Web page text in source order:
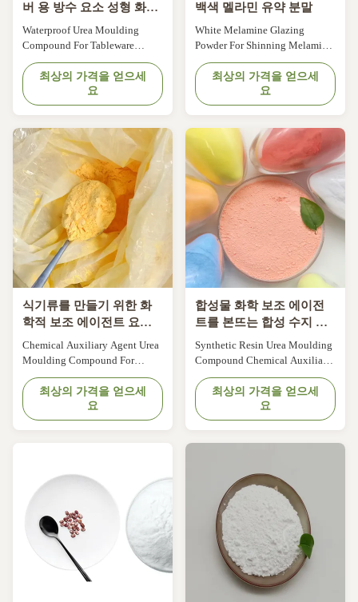
버 용 방수 요소 성형 화합
물
Waterproof Urea Moulding
Compound For Tableware
Socket Switch Toilet Cover
Production description: Urea
formaldehyde resin molding
compound is also called as urea
produced by adding curing
agent, filling, colorant and
lubricant into the urea
formaldehyde resin. UF molding
최상의 가격을 얻으세
요
백색 멜라민 유약 분말
White Melamine Glazing
Powder For Shinning Melamine
Tableware Product Description
Urea Moulding Compound Urea
Formaldehyde Resins for
Cutlery Kitchen Utensil Handles
organic chemical intermediate
product. The most important use
is as a raw material for the
production of ...
최상의 가격을 얻으세
요
식기류를 만들기 위한 화
학적 보조 에이전트 요소
몰딩 화합물
Chemical Auxiliary Agent Urea
Moulding Compound For
Making Dinnerware 0.01% Max
Moisture Chemical Auxiliary
Agent Urea Moulding
Compound For Making
known as urea formaldehyde
resin. English abbreviation UF,
is urea and ...
최상의 가격을 얻으세
요
합성물 화학 보조 에이전
트를 본뜨는 합성 수지 요
소
Synthetic Resin Urea Moulding
Compound Chemical Auxiliary
Agent (C2H4N6O2)N Synthetic
Resin Urea Moulding
Compound For Making
Dishware Sets Product
the base material, adding
advanced cellulose reinforcing
agent, adding a ...
최상의 가격을 얻으세
요